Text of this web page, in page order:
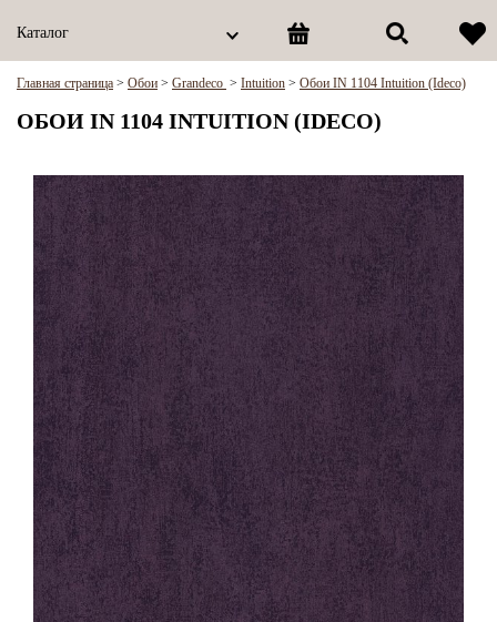
Каталог
Главная страница > Обои > Grandeco > Intuition > Обои IN 1104 Intuition (Ideco)
ОБОИ IN 1104 INTUITION (IDECO)